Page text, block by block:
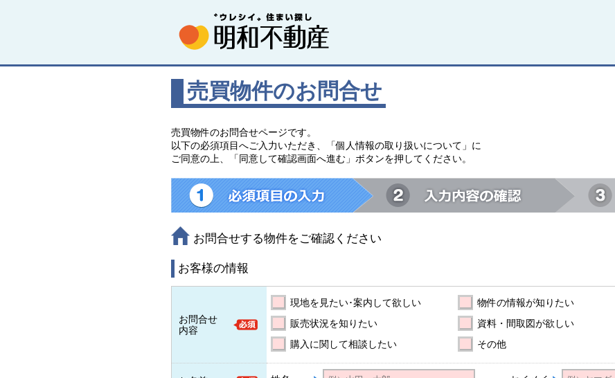
売買物件のお問合せ
売買物件のお問合せページです。
以下の必須項目へご入力いただき、「個人情報の取り扱いについて」に
ご同意の上、「同意して確認画面へ進む」ボタンを押してください。
お問合せする物件をご確認ください
お客様の情報
お問合せ
内容
現地を見たい･案内して欲しい
物件の情報が知りたい
販売状況を知りたい
資料・間取図が欲しい
購入に関して相談したい
その他